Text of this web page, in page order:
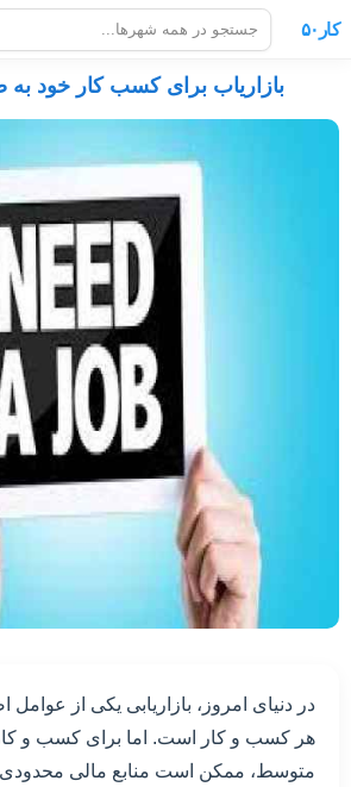
کار۵۰
بازاریاب برای کسب کار خود
در دنیای امروز، بازاریابی یکی از
هر کسب و کار است. اما برای کسب و
متوسط، ممکن است منابع مالی محدودی